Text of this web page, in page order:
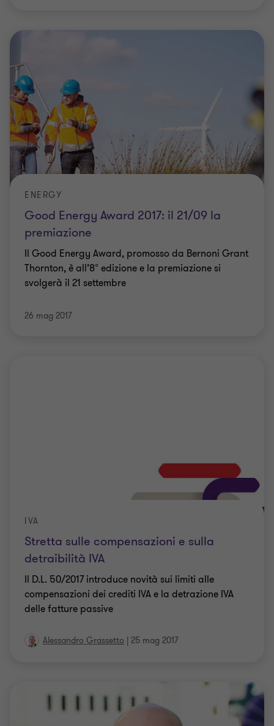
Good Energy Award 2017: il 21/09 la
premiazione
ENERGY
Il Good Energy Award, promosso da Bernoni Grant
Thornton, è all’8° edizione e la premiazione si
svolgerà il 21 settembre
26 mag 2017
Stretta sulle compensazioni e sulla
detraibilità IVA
IVA
Il D.L. 50/2017 introduce novità sui limiti alle
compensazioni dei crediti IVA e la detrazione IVA
delle fatture passive
Alessandro Grassetto | 25 mag 2017